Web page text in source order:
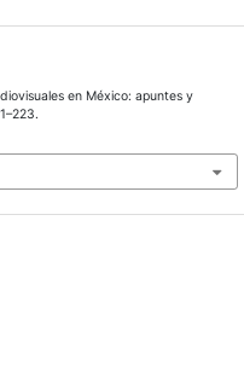
en México: apuntes y